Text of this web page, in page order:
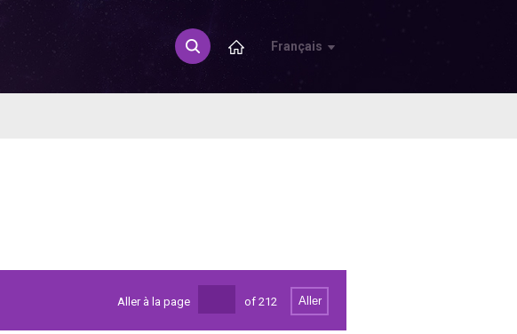
Français
Aller à la page of 212 Aller